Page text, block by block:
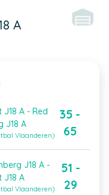
A
A - Red
J18 A
Vlaanderen)
35 -
65
J18 A -
A
Vlaanderen)
51 -
29